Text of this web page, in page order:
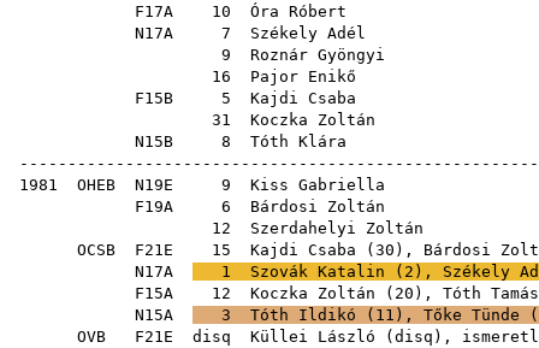
F17A 10
Óra Róbert
N17A 7
Székely Adél
9
Roznár Gyöngyi
16
Pajor Enikő
F15B 5
Kajdi Csaba
31
Koczka Zoltán
N15B 8
Tóth Klára
1981 OHEB N19E 9
Kiss Gabriella
F19A 6
Bárdosi Zoltán
12
Szerdahelyi Zoltán
OCSB F21E 15 Kajdi Csaba ( 30 ), Bárdosi
N17A
1 Szovák Katalin ( 2 ), Székely
F15A 12 Koczka Zoltán ( 20 ), Tóth Tamás
N15A
3 Tóth Ildikó ( 11 ), Tőke Tünde (
OVB F21E disq Küllei László ( disq ),